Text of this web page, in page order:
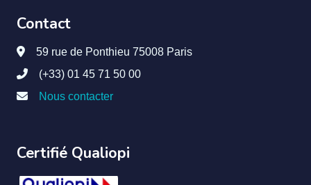
Contact
59 rue de Ponthieu 75008 Paris
(+33) 01 45 71 50 00
Nous contacter
Certifié Qualiopi